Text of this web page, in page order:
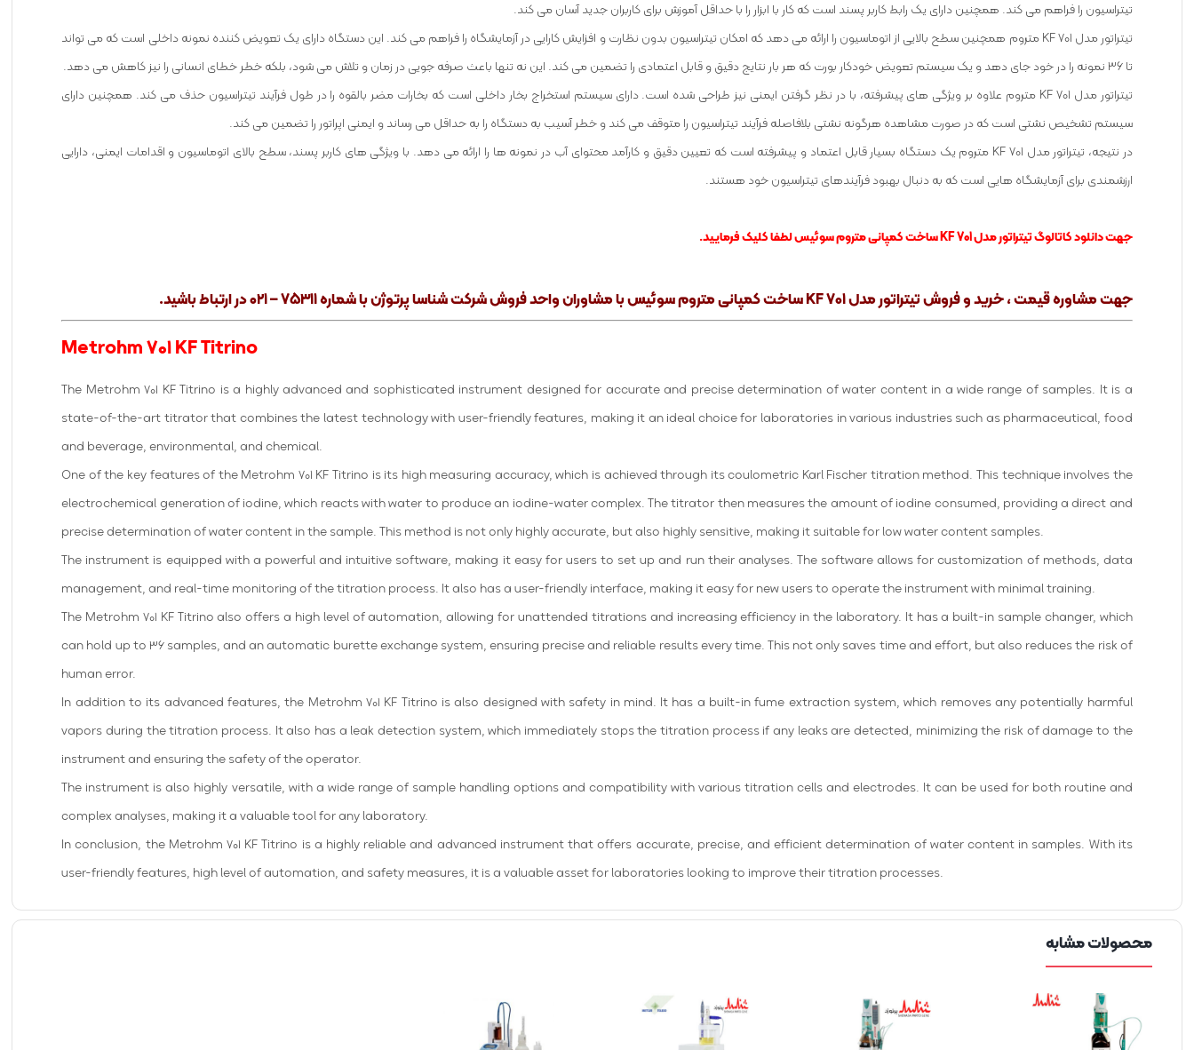
تیتراسیون را فراهم می کند. همچنین دارای یک رابط کاربر پسند است که کار با ابزار را با حداقل آموزش برای کاربران جدید آسان می کند.
تیتراتور مدل KF 701 متروم همچنین سطح بالایی از اتوماسیون را ارائه می دهد که امکان تیتراسیون بدون نظارت و افزایش کارایی در آزمایشگاه را فراهم می کند. این دستگاه دارای یک تعویض کننده نمونه داخلی است که می تواند
تا 36 نمونه را در خود جای دهد و یک سیستم تعویض خودکار بورت که هر بار نتایج دقیق و قابل اعتمادی را تضمین می کند. این نه تنها باعث صرفه جویی در زمان و تلاش می شود، بلکه خطر خطای انسانی را نیز کاهش می دهد.
تیتراتور مدل KF 701 متروم علاوه بر ویژگی های پیشرفته، با در نظر گرفتن ایمنی نیز طراحی شده است. دارای سیستم استخراج بخار داخلی است که بخارات مضر بالقوه را در طول فرآیند تیتراسیون حذف می کند. همچنین دارای
سیستم تشخیص نشتی است که در صورت مشاهده هرگونه نشتی بلافاصله فرآیند تیتراسیون را متوقف می کند و خطر آسیب به دستگاه را به حداقل می رساند و ایمنی اپراتور را تضمین می کند.
در نتیجه، تیتراتور مدل KF 701 متروم یک دستگاه بسیار قابل اعتماد و پیشرفته است که تعیین دقیق و کارآمد محتوای آب در نمونه ها را ارائه می دهد. با ویژگی های کاربر پسند، سطح بالای اتوماسیون و اقدامات ایمنی، دارایی
ارزشمندی برای آزمایشگاه هایی است که به دنبال بهبود فرآیندهای تیتراسیون خود هستند.
جهت دانلود کاتالوگ تیتراتور مدل KF 701 ساخت کمپانی متروم سوئیس لطفا کلیک فرمایید.
جهت مشاوره قیمت ، خرید و فروش تیتراتور مدل KF 701 ساخت کمپانی متروم سوئیس با مشاوران واحد فروش شرکتشناسا پرتوژنبا شماره۷۵۳۱۱ – ۰۲۱ در ارتباط باشید.
Metrohm 701 KF Titrino
The Metrohm 701 KF Titrino is a highly advanced and sophisticated instrument designed for accurate and precise determination of water content in a wide range of samples. It is a
state-of-the-art titrator that combines the latest technology with user-friendly features, making it an ideal choice for laboratories in various industries such as pharmaceutical, food
and beverage, environmental, and chemical.
One of the key features of the Metrohm 701 KF Titrino is its high measuring accuracy, which is achieved through its coulometric Karl Fischer titration method. This technique involves the
electrochemical generation of iodine, which reacts with water to produce an iodine-water complex. The titrator then measures the amount of iodine consumed, providing a direct and
precise determination of water content in the sample. This method is not only highly accurate, but also highly sensitive, making it suitable for low water content samples.
The instrument is equipped with a powerful and intuitive software, making it easy for users to set up and run their analyses. The software allows for customization of methods, data
management, and real-time monitoring of the titration process. It also has a user-friendly interface, making it easy for new users to operate the instrument with minimal training.
The Metrohm 701 KF Titrino also offers a high level of automation, allowing for unattended titrations and increasing efficiency in the laboratory. It has a built-in sample changer, which
can hold up to 36 samples, and an automatic burette exchange system, ensuring precise and reliable results every time. This not only saves time and effort, but also reduces the risk of
human error.
In addition to its advanced features, the Metrohm 701 KF Titrino is also designed with safety in mind. It has a built-in fume extraction system, which removes any potentially harmful
vapors during the titration process. It also has a leak detection system, which immediately stops the titration process if any leaks are detected, minimizing the risk of damage to the
instrument and ensuring the safety of the operator.
The instrument is also highly versatile, with a wide range of sample handling options and compatibility with various titration cells and electrodes. It can be used for both routine and
complex analyses, making it a valuable tool for any laboratory.
In conclusion, the Metrohm 701 KF Titrino is a highly reliable and advanced instrument that offers accurate, precise, and efficient determination of water content in samples. With its
user-friendly features, high level of automation, and safety measures, it is a valuable asset for laboratories looking to improve their titration processes.
محصولات مشابه